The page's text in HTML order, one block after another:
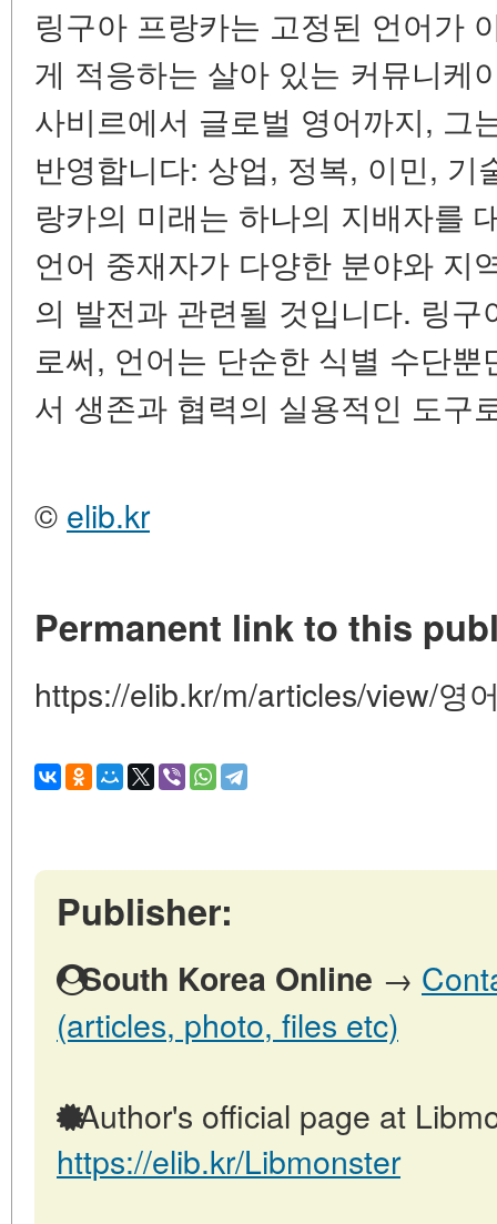
링구아 프랑카는 고정된 언어가
게 적응하는 살아 있는 커뮤니케
사비르에서 글로벌 영어까지, 그
반영합니다: 상업, 정복, 이민,
랑카의 미래는 하나의 지배자를
언어 중재자가 다양한 분야와 지
의 발전과 관련될 것입니다. 링
로써, 언어는 단순한 식별 수단
서 생존과 협력의 실용적인 도구
© elib.kr
Permanent link to this
https://elib.kr/m/articles/view/영
Publisher:
South Korea Online →
(articles, photo, files etc)
Author's official page at
https://elib.kr/Libmonster